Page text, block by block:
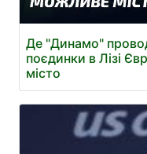
Де "Динамо"
поєдинки в Лізі
місто